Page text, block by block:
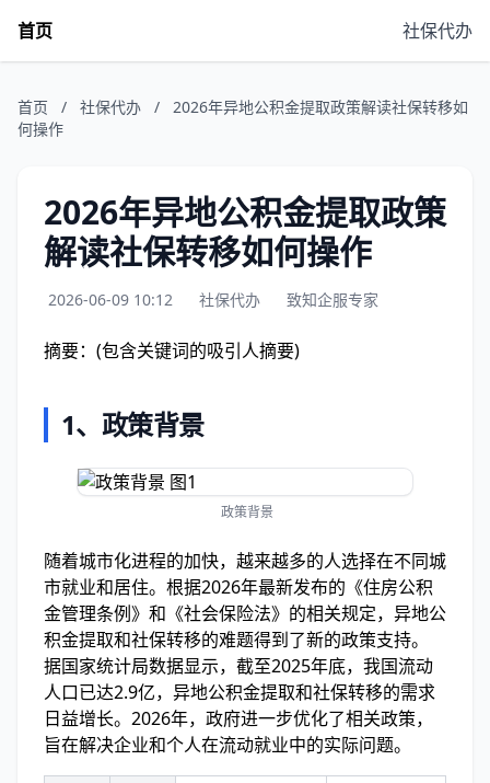
首页 社保代办
首页 / 社保代办 /
2026年异地公积金提取政策解读社保转移如
何操作
2026年异地公积金提取政策
解读社保转移如何操作
2026-06-09 10:12 社保代办 致知企服专家
摘要：(包含关键词的吸引人摘要)
1、政策背景
政策背景
随着城市化进程的加快，越来越多的人选择在不同城
市就业和居住。根据2026年最新发布的《住房公积
金管理条例》和《社会保险法》的相关规定，异地公
积金提取和社保转移的难题得到了新的政策支持。
据国家统计局数据显示，截至2025年底，我国流动
人口已达2.9亿，异地公积金提取和社保转移的需求
日益增长。2026年，政府进一步优化了相关政策，
旨在解决企业和个人在流动就业中的实际问题。